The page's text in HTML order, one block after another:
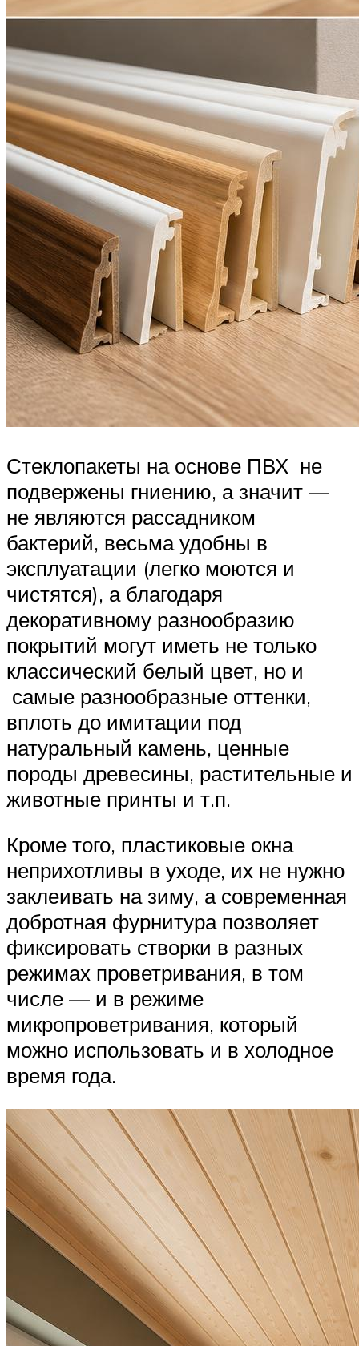
Стеклопакеты на основе ПВХ не
подвержены гниению, а значит —
не являются рассадником
бактерий, весьма удобны в
эксплуатации (легко моются и
чистятся), а благодаря
декоративному разнообразию
покрытий могут иметь не только
классический белый цвет, но и
самые разнообразные оттенки,
вплоть до имитации под
натуральный камень, ценные
породы древесины, растительные и
животные принты и т.п.
Кроме того, пластиковые окна
неприхотливы в уходе, их не нужно
заклеивать на зиму, а современная
добротная фурнитура позволяет
фиксировать створки в разных
режимах проветривания, в том
числе — и в режиме
микропроветривания, который
можно использовать и в холодное
время года.